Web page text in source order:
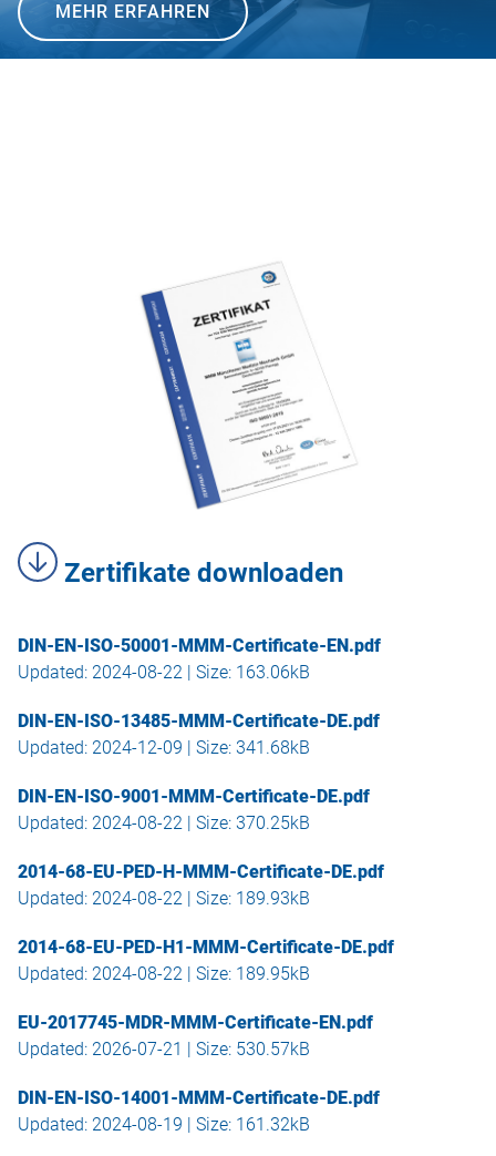
MEHR ERFAHREN
Zertifikate downloaden
DIN-EN-ISO-50001-MMM-Certificate-EN.pdf
Updated: 2024-08-22 | Size: 163.06kB
DIN-EN-ISO-13485-MMM-Certificate-DE.pdf
Updated: 2024-12-09 | Size: 341.68kB
DIN-EN-ISO-9001-MMM-Certificate-DE.pdf
Updated: 2024-08-22 | Size: 370.25kB
2014-68-EU-PED-H-MMM-Certificate-DE.pdf
Updated: 2024-08-22 | Size: 189.93kB
2014-68-EU-PED-H1-MMM-Certificate-DE.pdf
Updated: 2024-08-22 | Size: 189.95kB
EU-2017745-MDR-MMM-Certificate-EN.pdf
Updated: 2026-07-21 | Size: 530.57kB
DIN-EN-ISO-14001-MMM-Certificate-DE.pdf
Updated: 2024-08-19 | Size: 161.32kB